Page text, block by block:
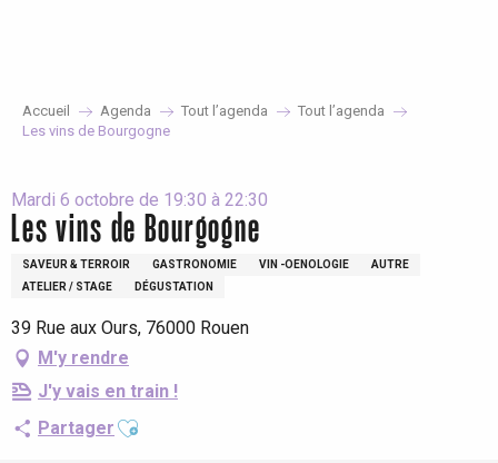
Accueil Agenda Tout l’agenda
Tout l’agenda
Les vins de Bourgogne
Mardi 6 octobre de 19:30 à 22:30
Les vins de Bourgogne
SAVEUR & TERROIR GASTRONOMIE VIN -OENOLOGIE
AUTRE
ATELIER / STAGE
DÉGUSTATION
39 Rue aux Ours, 76000 Rouen
M'y rendre
J'y vais en train !
Partager Ajouter aux favoris